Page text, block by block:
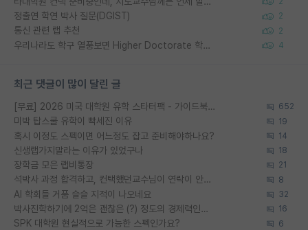
정출연 학연 박사 질문(DGIST) 2
통신 관련 랩 추천 2
우리나라도 학구 열풍보면 Higher Doctorate 학위가 필요하다고 봅니다. 4
최근 댓글이 많이 달린 글
[무료] 2026 미국 대학원 유학 스타터팩 - 가이드북 & 합격자 컨택메일 템플릿 652
미박 탑스쿨 유학이 빡세진 이유 19
혹시 이정도 스펙이면 어느정도 잡고 준비해야하나요? 14
신생랩가지말라는 이유가 있었구나 18
장학금 모은 랩비통장 21
석박사 과정 합격하고, 컨택했던교수님이 연락이 안됩니다... 8
AI 학회들 거품 슬슬 지적이 나오네요 32
박사진학하기에 2억은 괜찮은 (?) 정도의 경제력인가요 16
SPK 대학원 현실적으로 가능한 스펙인가요? 6